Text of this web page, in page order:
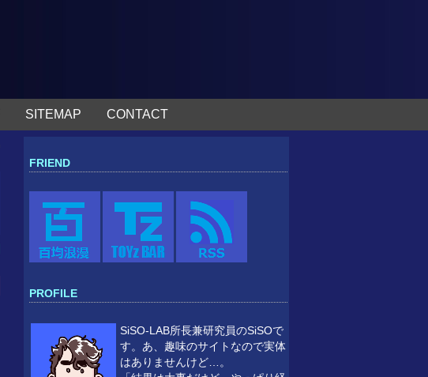
SITEMAP CONTACT
FRIEND
PROFILE
SiSO-LAB所長兼研究員のSiSOで
す。あ、趣味のサイトなので実体
はありませんけど…。